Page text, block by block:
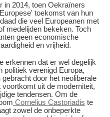
in 2014, toen Oekraïners
toekomst van hun
die veel Europeanen met
medelijden bekeken. Toch
geen economische
en vrijheid.
erkennen dat er wel degelijk
politiek verenigd Europa,
door het neoliberale
uit de moderniteit,
tendensen. Om de
Cornelius Castoriadis te
zowel de onbeperkte